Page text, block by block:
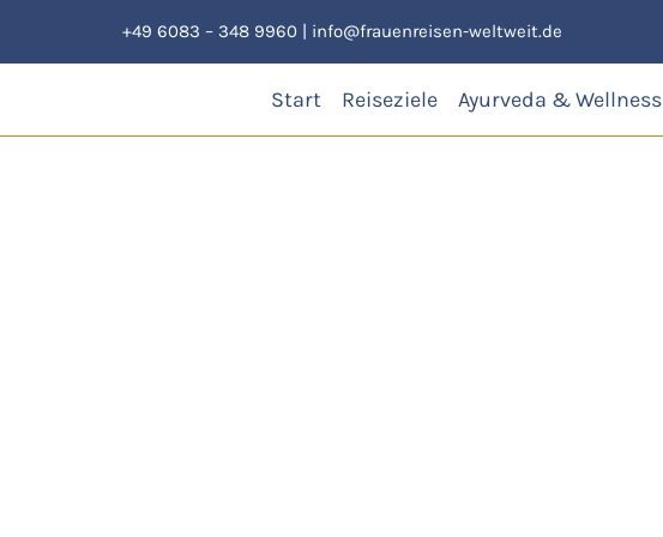
Inhalt
+49 6083 – 348 9960 | info@frauenreisen-weltweit.de
Start Reiseziele Ayurveda & Wellness